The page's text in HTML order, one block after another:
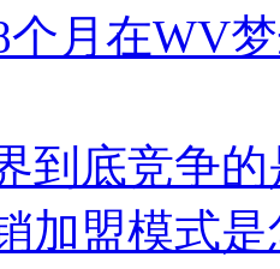
个月在WV
到底竞争
加盟模式